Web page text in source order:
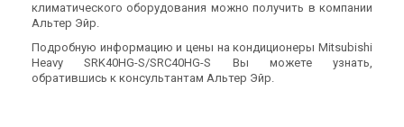
климатического оборудования можно получить в компании
Альтер Эйр.
Подробную информацию и цены на кондиционеры Mitsubishi
Heavy SRK40HG-S/SRC40HG-S Вы можете узнать,
обратившись к консультантам Альтер Эйр.